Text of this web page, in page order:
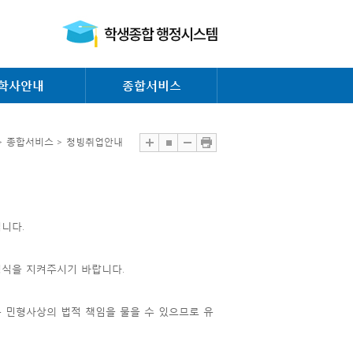
사안내 종합서비스
종합서비스 > 청빙취업안내
다.
을 지켜주시기 바랍니다.
형사상의 법적 책임을 물을 수 있으므로 유